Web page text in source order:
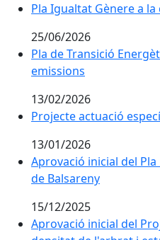
Pla Igualtat Gènere a
25/06/2026
Pla de Transició
emissions
13/02/2026
Projecte actuació
13/01/2026
Aprovació inicial del
de Balsareny
15/12/2025
Aprovació inicial del